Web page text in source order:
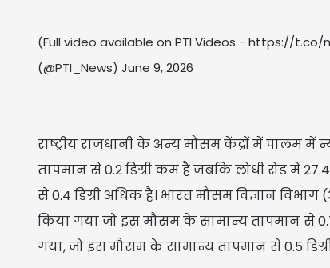
(Full video available on PTI Videos - https://t.co/
(@PTI_News) June 9, 2026
राष्ट्रीय राजधानी के अन्य मौसम केंद्रों में पालम
तापमान से 0.2 डिग्री कम है जबकि लोधी रोड में
से 0.4 डिग्री अधिक है। भारत मौसम विज्ञान
किया गया जो इस मौसम के सामान्य तापमान से
गया, जो इस मौसम के सामान्य तापमान से 0.5